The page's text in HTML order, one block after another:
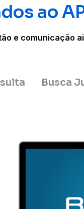
ao
e comunicação
Busca